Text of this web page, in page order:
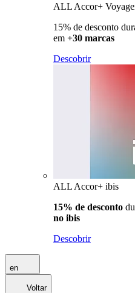
ALL Accor+
15% de desconto
em +30 marcas
Descobrir
ALL Accor+ ibis
15% de desconto
no ibis
Descobrir
en
Voltar